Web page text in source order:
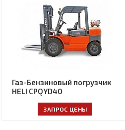
Газ-Бензиновый погрузчик
HELI CPQYD40
ЗАПРОС ЦЕНЫ